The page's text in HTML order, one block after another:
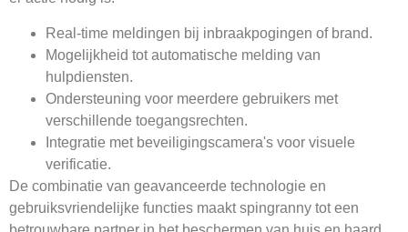
Real-time meldingen bij inbraakpogingen of brand.
Mogelijkheid tot automatische melding van
hulpdiensten.
Ondersteuning voor meerdere gebruikers met
verschillende toegangsrechten.
Integratie met beveiligingscamera's voor visuele
verificatie.
De combinatie van geavanceerde technologie en
gebruiksvriendelijke functies maakt spingranny tot een